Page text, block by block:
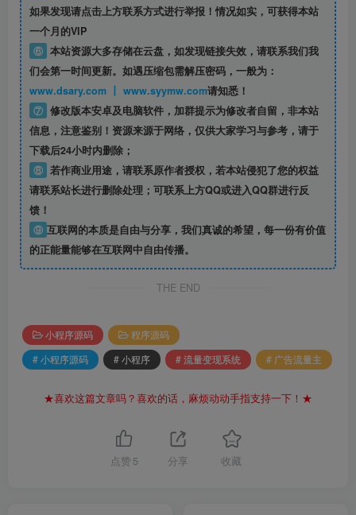
如果发现请点击上方联系方式进行举报！情况如实，可获得本站
一个月的VIP
⑥ 本站资源大多存储在云盘，如发现链接失效，请联系我们我
们会第一时间更新。如遇压缩包需解压密码，一般为：
www.dsary.com 丨 www.syymw.com请知悉！
⑦ 修改版本安卓及电脑软件，加群提示为修改者自留， 非本站
信息，注意鉴别！资源来源于网络，仅供大家学习与参考，请于
下载后24小时内删除；
⑧ 若作商业用途，请联系原作者授权，若本站侵犯了您的权益
请联系站长进行删除处理；可联系上方QQ或进入QQ群进行反
馈！
⑨ 互联网的本质是自由与分享，我们真诚的希望，每一份有价值
的正能量能够在互联网中自由传播。
THE END
小程序源码
程序源码
# 小程序源码
# 小程序 # 流量变现系统 # 广告流量主
★喜欢这篇文章吗？喜欢的话，麻烦动动手指支持一下！★
点赞 5 分享 收藏